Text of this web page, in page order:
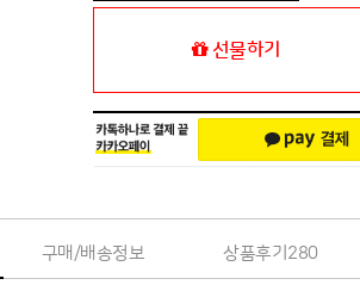
선물하기
구매/배송정보 상품후기 280